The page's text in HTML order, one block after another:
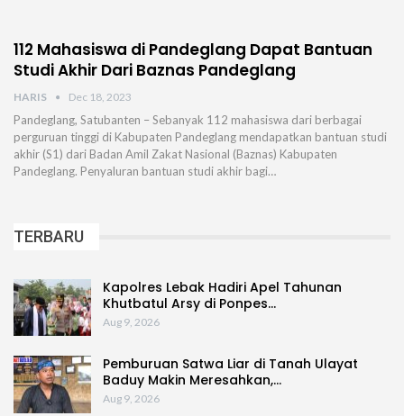
112 Mahasiswa di Pandeglang Dapat Bantuan
Studi Akhir Dari Baznas Pandeglang
HARIS Dec 18, 2023
Pandeglang, Satubanten – Sebanyak 112 mahasiswa dari berbagai
perguruan tinggi di Kabupaten Pandeglang mendapatkan bantuan studi
akhir (S1) dari Badan Amil Zakat Nasional (Baznas) Kabupaten
Pandeglang. Penyaluran bantuan studi akhir bagi…
TERBARU
Kapolres Lebak Hadiri Apel Tahunan
Khutbatul Arsy di Ponpes…
Aug 9, 2026
Pemburuan Satwa Liar di Tanah Ulayat
Baduy Makin Meresahkan,…
Aug 9, 2026